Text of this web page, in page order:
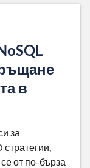
в
за
стратегии,
от по-бърза